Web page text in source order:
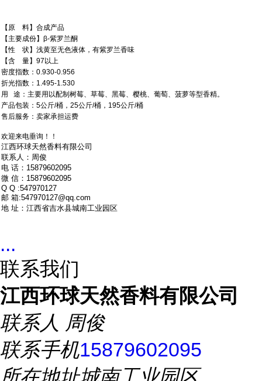
【原 料】合成产品
【主要成份】β-紫罗兰酮
【性 状】浅黄至无色液体，有紫罗兰香味
【含 量】97以上
密度指数：0.930-0.956
折光指数：1.495-1.530
用 途：主要用以配制树莓、草莓、黑莓、樱桃、葡萄、菠萝等型香精。
产品包装：5公斤/桶，25公斤/桶，195公斤/桶
售后服务：卖家承担运费
欢迎来电垂询！！
江西环球天然香料有限公司
联系人：周俊
电 话：15879602095
微 信：15879602095
Q Q :547970127
邮 箱:547970127@qq.com
地 址：江西省吉水县城南工业园区
...
联系我们
江西环球天然香料有限公司
联系人 周俊
联系手机15879602095
所在地址城南工业园区